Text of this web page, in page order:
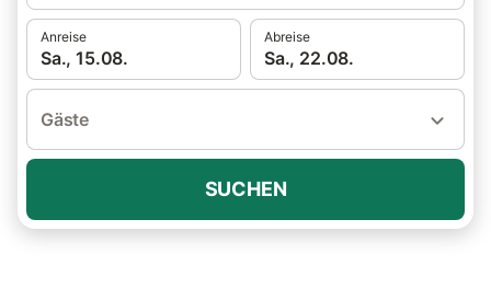
Anreise
Sa., 15.08.
Abreise
Sa., 22.08.
Gäste
SUCHEN